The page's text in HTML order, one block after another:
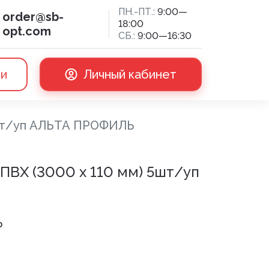
order@sb-
opt.com
ПН.-ПТ.: 9:00—
18:00
СБ.: 9:00—16:30
Личный кабинет
уп АЛЬТА ПРОФИЛЬ
(3000 х 110 мм) 5шт/уп